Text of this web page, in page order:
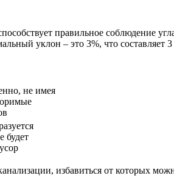
правильное соблюдение
уклон – это 3%, что
не имея
будет
избавиться от которых